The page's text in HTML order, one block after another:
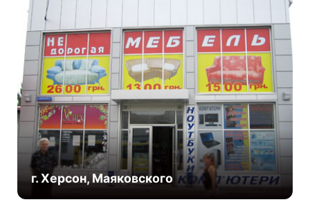
г. Херсон, Маяковского